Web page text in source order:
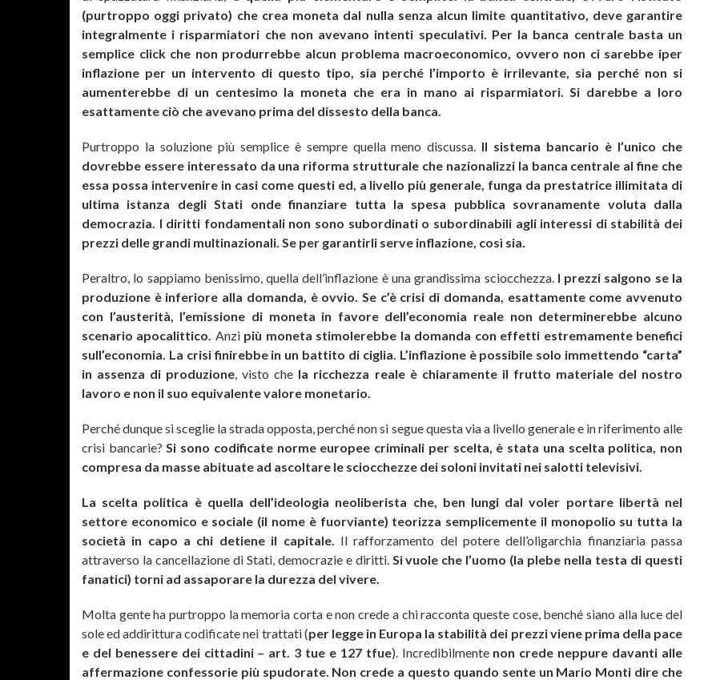
(purtroppo oggi privato) che crea moneta dal nulla senza alcun limite quantitativo, deve garantire
integralmente i risparmiatori che non avevano intenti speculativi. Per la banca centrale basta un
semplice click che non produrrebbe alcun problema macroeconomico, ovvero non ci sarebbe iper
inflazione per un intervento di questo tipo, sia perché l’importo è irrilevante, sia perché non si
aumenterebbe di un centesimo la moneta che era in mano ai risparmiatori. Si darebbe a loro
esattamente ciò che avevano prima del dissesto della banca.
Purtroppo la soluzione più semplice è sempre quella meno discussa. Il sistema bancario è l’unico che
dovrebbe essere interessato da una riforma strutturale che nazionalizzi la banca centrale al fine che
essa possa intervenire in casi come questi ed, a livello più generale, funga da prestatrice illimitata di
ultima istanza degli Stati onde finanziare tutta la spesa pubblica sovranamente voluta dalla
democrazia. I diritti fondamentali non sono subordinati o subordinabili agli interessi di stabilità dei
prezzi delle grandi multinazionali. Se per garantirli serve inflazione, così sia.
Peraltro, lo sappiamo benissimo, quella dell’inflazione è una grandissima sciocchezza. I prezzi salgono se la
produzione è inferiore alla domanda, è ovvio. Se c’è crisi di domanda, esattamente come avvenuto
con l’austerità, l’emissione di moneta in favore dell’economia reale non determinerebbe alcuno
scenario apocalittico. Anzi più moneta stimolerebbe la domanda con effetti estremamente benefici
sull’economia. La crisi finirebbe in un battito di ciglia. L’inflazione è possibile solo immettendo “carta”
in assenza di produzione, visto che la ricchezza reale è chiaramente il frutto materiale del nostro
lavoro e non il suo equivalente valore monetario.
Perché dunque si sceglie la strada opposta, perché non si segue questa via a livello generale e in riferimento alle
crisi bancarie? Si sono codificate norme europee criminali per scelta, è stata una scelta politica, non
compresa da masse abituate ad ascoltare le sciocchezze dei soloni invitati nei salotti televisivi.
La scelta politica è quella dell’ideologia neoliberista che, ben lungi dal voler portare libertà nel
settore economico e sociale (il nome è fuorviante) teorizza semplicemente il monopolio su tutta la
società in capo a chi detiene il capitale. Il rafforzamento del potere dell’oligarchia finanziaria passa
attraverso la cancellazione di Stati, democrazie e diritti. Si vuole che l’uomo (la plebe nella testa di questi
fanatici) torni ad assaporare la durezza del vivere.
Molta gente ha purtroppo la memoria corta e non crede a chi racconta queste cose, benché siano alla luce del
sole ed addirittura codificate nei trattati (per legge in Europa la stabilità dei prezzi viene prima della pace
e del benessere dei cittadini – art. 3 tue e 127 tfue). Incredibilmentenon crede neppure davanti alle
affermazione confessorie più spudorate. Non crede a questo quando sente un Mario Monti dire che